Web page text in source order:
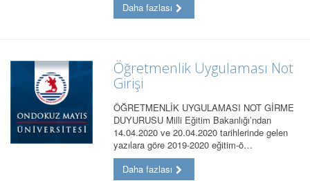
Daha fazlası
Öğretmenlik Uygulaması Not
Girişi
ÖĞRETMENLİK UYGULAMASI NOT GİRME
DUYURUSU Milli Eğitim Bakanlığı’ndan
14.04.2020 ve 20.04.2020 tarihlerinde gelen
yazılara göre 2019-2020 eğitim-ö…
Daha fazlası